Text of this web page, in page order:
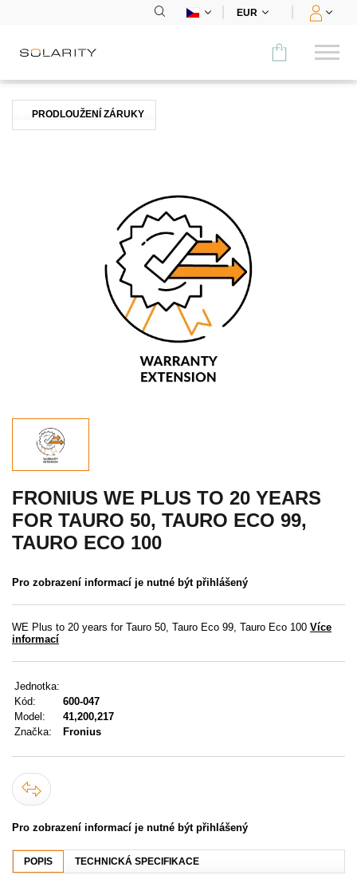
EUR
Porovnat
MENU
KONTAKTY
UŽIVATELSKÉ MENU
Menu
Zapomenuté heslo
PRODLOUŽENÍ ZÁRUKY
FRONIUS WE PLUS TO 20 YEARS
FOR TAURO 50, TAURO ECO 99,
TAURO ECO 100
Pro zobrazení informací je nutné být přihlášený
WE Plus to 20 years for Tauro 50, Tauro Eco 99, Tauro Eco 100 Více
informací
Jednotka:
Kód:
600-047
Model:
41,200,217
Značka:
Fronius
Pro zobrazení informací je nutné být přihlášený
POPIS TECHNICKÁ SPECIFIKACE